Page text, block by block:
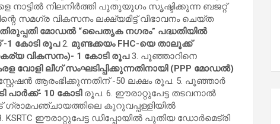
നിലനിർത്തി പുതുയുഗം സൃഷ്ടിക്കുന്ന ബജറ്റ്
സമഗ്ര വികസനം ലക്ഷ്യമിട്ട് വിഭാവനം ചെയ്ത
മോഡൽ “പൈതൃക നഗരം” പദ്ധതിയിൽ
-1 കോടി രൂപ2. മുണ്ടക്കയം FHC-യെ താലൂക്ക്
വികസനം)- 1 കോടി രൂപ3. പൂഞ്ഞാറിനെ
വോളി ലീഗ് സംഘടിപ്പിക്കുന്നതിനായി (PPP മോഡൽ)
ആരംഭിക്കുന്നതിന് -50 ലക്ഷം രൂപ. 5. പൂഞ്ഞാർ
പാർക്ക്- 10 കോടി രൂപ. 6. ഈരാറ്റുപേട്ട തടവനാൽ
കുറുവപ്പള്ളിയിൽ
ഈരാറ്റുപേട്ട ഡിപ്പോയിൽ പുതിയ ഡോർമെട്രി